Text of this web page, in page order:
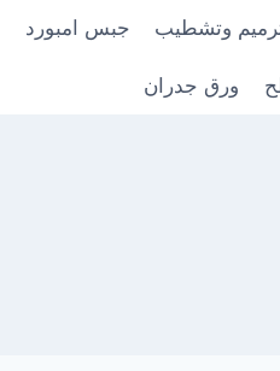
وتشطيب جبس امبورد
ورق جدران